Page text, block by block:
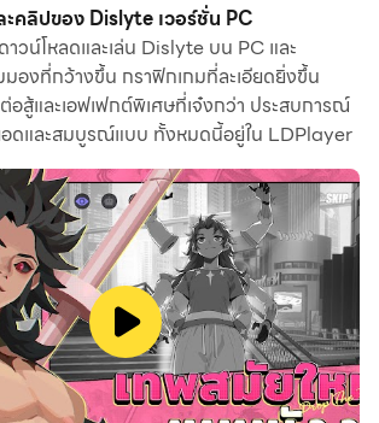
ม่ ฟังก์ชันเปิดหลายตัวและซิงโครไนเซอร์
รับการจับรางวัลครั้งแรก คุณสามารถใช้
กรมจำลองหลายตัวและเริ่มกระบวนการ
ชีของคุณจนกว่าคุณจะจั่วฮีโร่ที่คุณชื่น
ทึกแอคชั่นยังเป็นตัวเลือกที่ยอดเยี่ยม
รให้คุณเพิ่มเลเวลและทำงานให้สำเร็จ!
ไนซ์และบันทึกการกระทำของคุณ จากนั้น
งอินสแตนซ์หลักแบบเรียลไทม์ ด้วยการ
ถเรียกใช้ 2 บัญชีขึ้นไปพร้อมกันได้ คุณ
ณต้องการก่อนใครได้ตลอดเวลา! ต้อง
ที่เร็วขึ้นและการอัญเชิญที่ใช้เวลาน้อยลง!
ะเล่น Dislyte บนคอมพิวเตอร์ของคุณ
คลิปของ Dislyte เวอร์ชั่น PC
วน์โหลดและเล่น Dislyte บน PC และ
องที่กว้างขึ้น กราฟิกเกมที่ละเอียดยิ่งขึ้น
สู้และเอฟเฟกต์พิเศษที่เจ๋งกว่า ประสบการณ์
อดและสมบูรณ์แบบ ทั้งหมดนี้อยู่ใน LDPlayer